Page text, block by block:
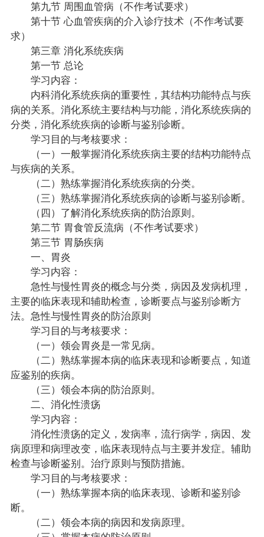
第九节 周围血管病（不作考试要求）
第十节 心血管疾病的介入诊疗技术（不作考试要
求）
第三章 消化系统疾病
第一节 总论
学习内容：
内科消化系统疾病的重要性，其结构功能特点与疾
病的关系。消化系统主要结构与功能，消化系统疾病的
分类，消化系统疾病的诊断与鉴别诊断。
学习目的与考核要求：
（一）一般掌握消化系统疾病主要的结构功能特点
与疾病的关系。
（二）熟练掌握消化系统疾病的分类。
（三）熟练掌握消化系统疾病的诊断与鉴别诊断。
（四）了解消化系统疾病的防治原则。
第二节 胃食管反流病（不作考试要求）
第三节 胃肠疾病
一、胃炎
学习内容：
急性与慢性胃炎的概念与分类，病因及发病机理，
主要的临床表现和辅助检查，诊断要点与鉴别诊断方
法。急性与慢性胃炎的防治原则
学习目的与考核要求：
（一）领会胃炎是一常见病。
（二）熟练掌握本病的临床表现和诊断要点，知道
应鉴别的疾病。
（三）领会本病的防治原则。
二、消化性溃疡
学习内容：
消化性溃疡的定义，发病率，流行病学，病因、发
病原理和病理改变，临床表现特点与主要并发症。辅助
检查与诊断鉴别。治疗原则与预防措施。
学习目的与考核要求：
（一）熟练掌握本病的临床表现、诊断和鉴别诊
断。
（二）领会本病的病因和发病原理。